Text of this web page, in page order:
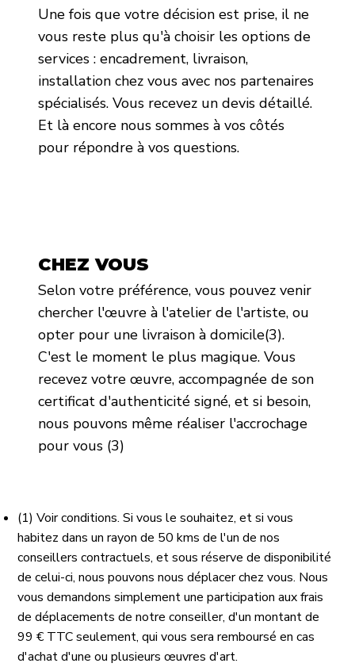
Une fois que votre décision est prise, il ne
vous reste plus qu'à choisir les options de
services : encadrement, livraison,
installation chez vous avec nos partenaires
spécialisés. Vous recevez un devis détaillé.
Et là encore nous sommes à vos côtés
pour répondre à vos questions.
CHEZ VOUS
Selon votre préférence, vous pouvez venir
chercher l'œuvre à l'atelier de l'artiste, ou
opter pour une livraison à domicile(3).
C'est le moment le plus magique. Vous
recevez votre œuvre, accompagnée de son
certificat d'authenticité signé, et si besoin,
nous pouvons même réaliser l'accrochage
pour vous (3)
(1) Voir conditions. Si vous le souhaitez, et si vous
habitez dans un rayon de 50 kms de l'un de nos
conseillers contractuels, et sous réserve de disponibilité
de celui-ci, nous pouvons nous déplacer chez vous. Nous
vous demandons simplement une participation aux frais
de déplacements de notre conseiller, d'un montant de
99 € TTC seulement, qui vous sera remboursé en cas
d'achat d'une ou plusieurs œuvres d'art.